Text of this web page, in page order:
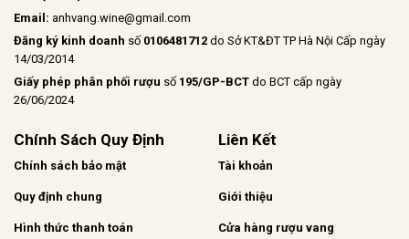
Email: anhvang.wine@gmail.com
Đăng ký kinh doanh số 0106481712 do Sở KT&ĐT TP Hà Nội Cấp ngày
14/03/2014
Giấy phép phân phối rượu số 195/GP-BCT do BCT cấp ngày
26/06/2024
Chính Sách Quy Định
Chính sách bảo mật
Quy định chung
Hình thức thanh toán
Liên Kết
Tài khoản
Giới thiệu
Cửa hàng rượu vang